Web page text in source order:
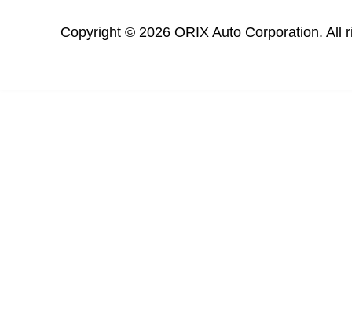
Copyright © 2026 ORIX Auto Corporation. All